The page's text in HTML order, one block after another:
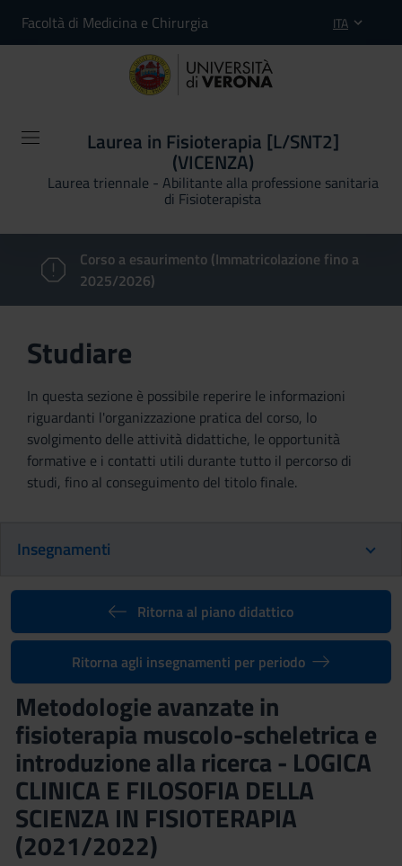
Facoltà di Medicina e Chirurgia ITA
Laurea in Fisioterapia [L/SNT2]
(VICENZA)
Laurea triennale - Abilitante alla professione sanitaria
di Fisioterapista
Corso a esaurimento (Immatricolazione fino a
2025/2026)
Studiare
In questa sezione è possibile reperire le informazioni
riguardanti l'organizzazione pratica del corso, lo
svolgimento delle attività didattiche, le opportunità
formative e i contatti utili durante tutto il percorso di
studi, fino al conseguimento del titolo finale.
Insegnamenti
Ritorna al piano didattico
Ritorna agli insegnamenti per periodo
Metodologie avanzate in
fisioterapia muscolo-scheletrica e
introduzione alla ricerca - LOGICA
CLINICA E FILOSOFIA DELLA
SCIENZA IN FISIOTERAPIA
(2021/2022)